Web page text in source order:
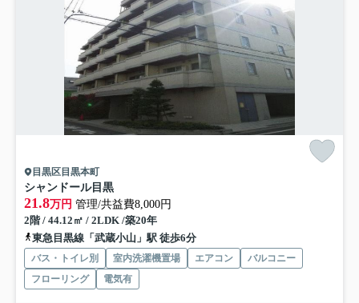
目黒区目黒本町
シャンドール目黒
21.8万円 管理/共益費8,000円
2階 / 44.12㎡ / 2LDK /築20年
東急目黒線「武蔵小山」駅 徒歩6分
バス・トイレ別 室内洗濯機置場 エアコン
バルコニー
フローリング
電気有